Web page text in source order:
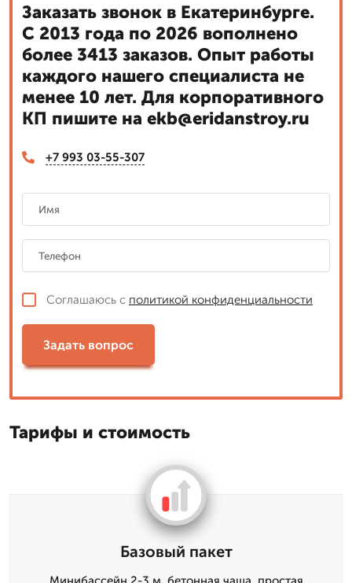
Заказать звонок в Екатеринбурге.
С 2013 года по 2026 вополнено
более 3413 заказов. Опыт работы
каждого нашего специалиста не
менее 10 лет. Для корпоративного
КП пишите на ekb@eridanstroy.ru
+7 993 03-55-307
Соглашаюсь с политикой конфиденциальности
Задать вопрос
Тарифы и стоимость
Базовый пакет